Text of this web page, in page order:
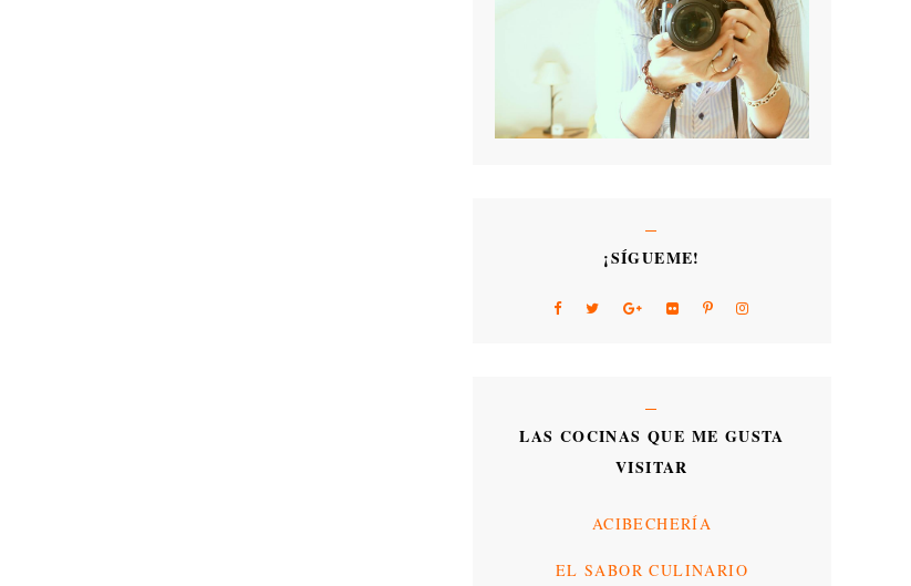
¡SÍGUEME!
LAS COCINAS QUE ME GUSTA
VISITAR
ACIBECHERÍA
EL SABOR CULINARIO